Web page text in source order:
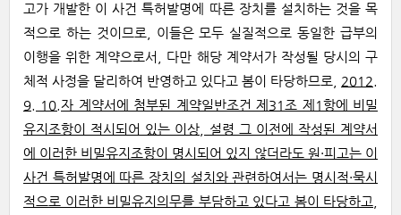
고가 개발한 이 사건 특허발명에 따른 장치를 설치하는 것을 목
적으로 하는 것이므로, 이들은 모두 실질적으로 동일한 급부의
이행을 위한 계약으로서, 다만 해당 계약서가 작성될 당시의 구
체적 사정을 달리하여 반영하고 있다고 봄이 타당하므로, 2012.
9. 10.자 계약서에 첨부된 계약일반조건 제31조 제1항에 비밀
유지조항이 적시되어 있는 이상, 설령 그 이전에 작성된 계약서
에 이러한 비밀유지조항이 명시되어 있지 않더라도 원·피고는 이
사건 특허발명에 따른 장치의 설치와 관련하여서는 명시적·묵시
적으로 이러한 비밀유지의무를 부담하고 있다고 봄이 타당하고